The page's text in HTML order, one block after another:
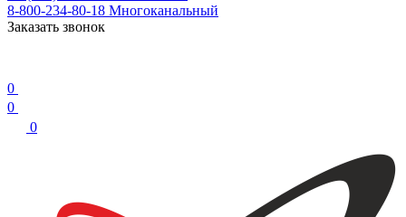
8-800-234-80-18 Многоканальный
Заказать звонок
0
0
0